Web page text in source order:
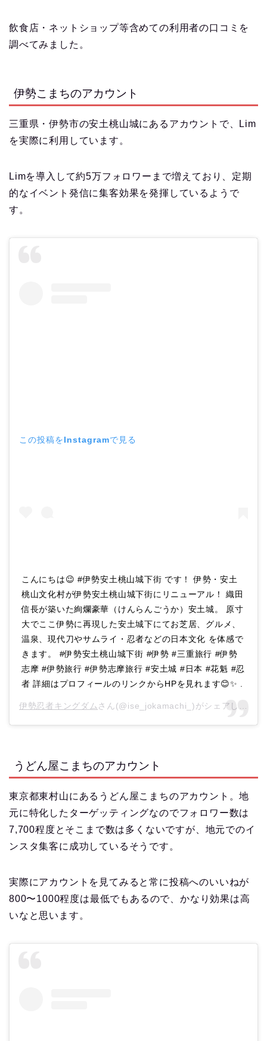
飲食店・ネットショップ等含めての利用者の口コミを
調べてみました。
伊勢こまちのアカウント
三重県・伊勢市の安土桃山城にあるアカウントで、Lim
を実際に利用しています。
Limを導入して約5万フォロワーまで増えており、定期
的なイベント発信に集客効果を発揮しているようで
す。
この投稿をInstagramで見る
こんにちは😉 #伊勢安土桃山城下街 です！ 伊勢・安土
桃山文化村が伊勢安土桃山城下街にリニューアル！ 織田
信長が築いた絢爛豪華（けんらんごうか）安土城。 原寸
大でここ伊勢に再現した安土城下にてお芝居、グルメ、
温泉、現代刀やサムライ・忍者などの日本文化 を体感で
きます。 #伊勢安土桃山城下街 #伊勢 #三重旅行 #伊勢
志摩 #伊勢旅行 #伊勢志摩旅行 #安土城 #日本 #花魁 #忍
者 詳細はプロフィールのリンクからHPを見れます😊✨ .
伊勢忍者キングダム さん(@ise_jokamachi_)がシェアした投稿 –
うどん屋こまちのアカウント
東京都東村山にあるうどん屋こまちのアカウント。地
元に特化したターゲッティングなのでフォロワー数は
7,700程度とそこまで数は多くないですが、地元でのイ
ンスタ集客に成功しているそうです。
実際にアカウントを見てみると常に投稿へのいいねが
800〜1000程度は最低でもあるので、かなり効果は高
いなと思います。